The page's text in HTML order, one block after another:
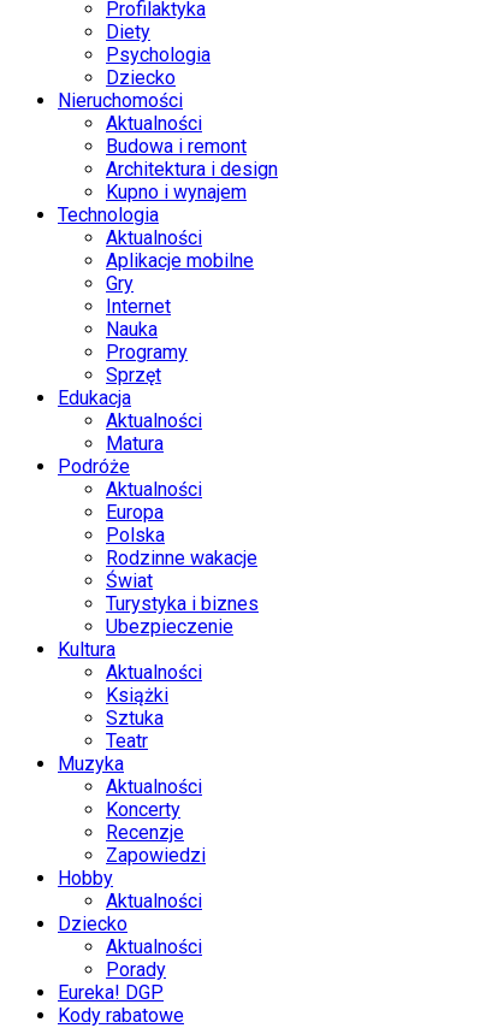
Profilaktyka
Diety
Psychologia
Dziecko
Nieruchomości
Aktualności
Budowa i remont
Architektura i design
Kupno i wynajem
Technologia
Aktualności
Aplikacje mobilne
Gry
Internet
Nauka
Programy
Sprzęt
Edukacja
Aktualności
Matura
Podróże
Aktualności
Europa
Polska
Rodzinne wakacje
Świat
Turystyka i biznes
Ubezpieczenie
Kultura
Aktualności
Książki
Sztuka
Teatr
Muzyka
Aktualności
Koncerty
Recenzje
Zapowiedzi
Hobby
Aktualności
Dziecko
Aktualności
Porady
Eureka! DGP
Kody rabatowe